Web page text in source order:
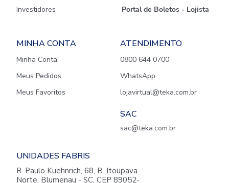
Investidores
Portal de Boletos - Lojista
MINHA CONTA
Minha Conta
Meus Pedidos
Meus Favoritos
ATENDIMENTO
0800 644 0700
WhatsApp
lojavirtual@teka.com.br
SAC
sac@teka.com.br
UNIDADES FABRIS
R. Paulo Kuehnrich, 68, B. Itoupava
Norte, Blumenau - SC, CEP 89052-